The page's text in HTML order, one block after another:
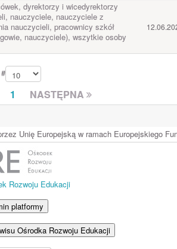
dyrektorzy i wicedyrektorzy
nauczyciele, nauczyciele z
nauczycieli, pracownicy szkół
nauczyciele), wszytkie osoby
1 NASTĘPNA
Unię Europejską w ramach Europejskiego
Rozwoju Edukacji
platformy
Ośrodka Rozwoju Edukacji